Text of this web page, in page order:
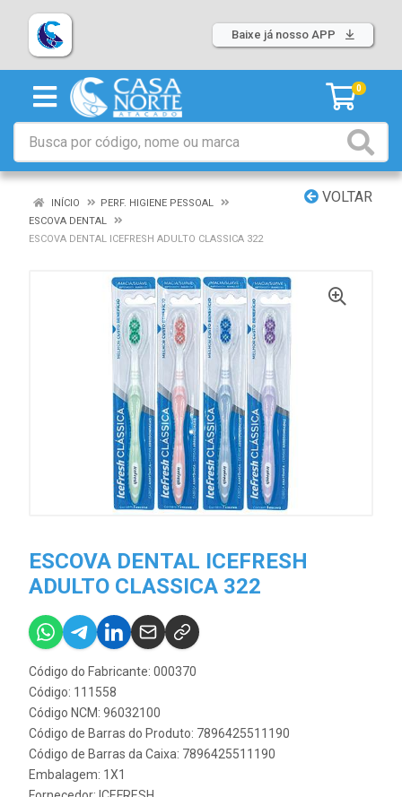
Baixe já nosso APP
0
VOLTAR
INÍCIO
PERF. HIGIENE PESSOAL
ESCOVA DENTAL
ESCOVA DENTAL ICEFRESH ADULTO CLASSICA 322
ESCOVA DENTAL ICEFRESH
ADULTO CLASSICA 322
Código do Fabricante: 000370
Código: 111558
Código NCM: 96032100
Código de Barras do Produto: 7896425511190
Código de Barras da Caixa: 7896425511190
Embalagem: 1X1